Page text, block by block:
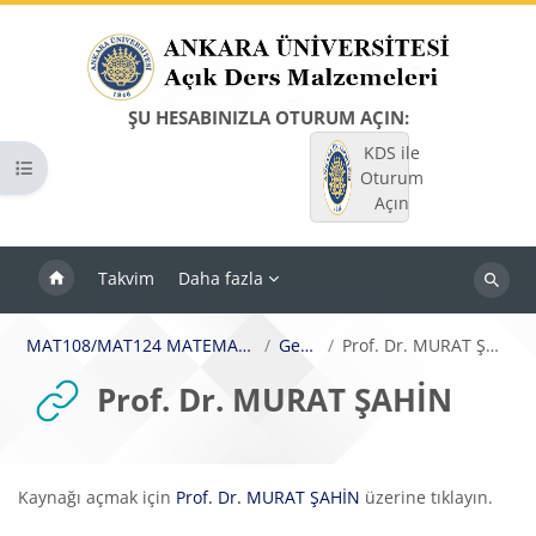
ŞU HESABINIZLA OTURUM AÇIN:
KDS ile
Oturum
Açın
Takvim Daha fazla
Dersleri
Kurs dizinini aç
MAT108/MAT124 MATEMATİK II Genel Prof. Dr. MURAT ŞAHİN
Prof. Dr. MURAT ŞAHİN
Tamamlama Gereklilikleri
Kaynağı açmak için Prof. Dr. MURAT ŞAHİN üzerine tıklayın.